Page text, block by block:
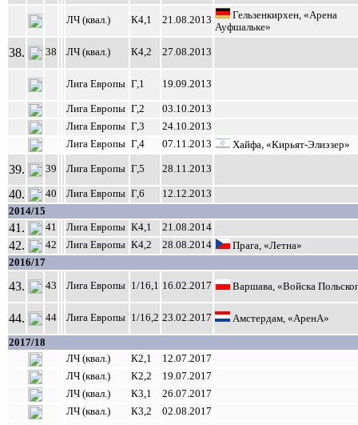
ЛЧ (квал.) К4,1 21.08.2013
Гельзенкирхен, «Арена
Ауфшальке»
38. 38 ЛЧ (квал.) К4,2 27.08.2013
Лига Европы Г,1 19.09.2013
Лига Европы Г,2
03.10.2013
Лига Европы Г,3
24.10.2013
Лига Европы Г,4 07.11.2013 Хайфа, «Кирьят-Элиэзер»
39. 39 Лига Европы Г,5 28.11.2013
40. 40 Лига Европы Г,6 12.12.2013
2014/15
41. 41 Лига Европы К4,1 21.08.2014
42. 42 Лига Европы К4,2 28.08.2014 Прага, «Летна»
2016/17
43. 43 Лига Европы 1/16,1 16.02.2017 Варшава, «Войска
44. 44 Лига Европы 1/16,2 23.02.2017 Амстердам, «АренА»
2017/18
ЛЧ (квал.) К2,1
12.07.2017
ЛЧ (квал.)
К2,2
19.07.2017
ЛЧ (квал.)
К3,1
26.07.2017
ЛЧ (квал.)
К3,2 02.08.2017